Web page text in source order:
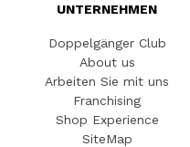
UNTERNEHMEN
Doppelgänger Club
About us
Arbeiten Sie mit uns
Franchising
Shop Experience
SiteMap